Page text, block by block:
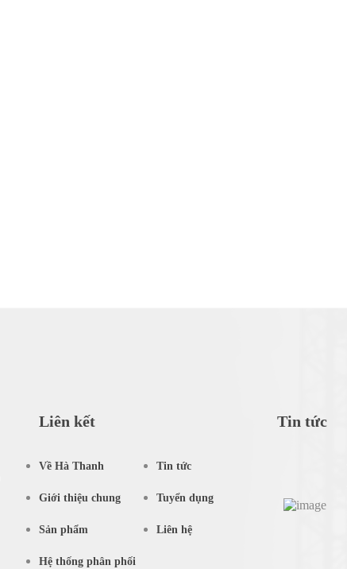
Liên kết
Về Hà Thanh
Giới thiệu chung
Sản phẩm
Hệ thống phân phối
Tin tức
Tuyển dụng
Liên hệ
Tin tức